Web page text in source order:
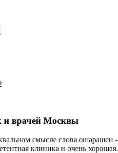
и врачей Москвы
смысле слова ошарашен -
клиника и очень хорошая.